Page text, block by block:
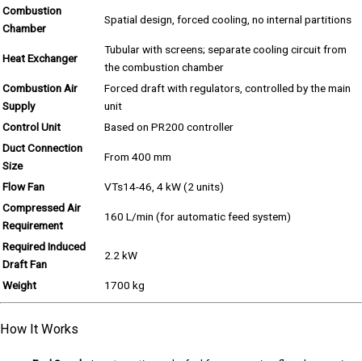
Combustion
Chamber
Spatial design, forced cooling, no internal partitions
Heat Exchanger
Tubular with screens; separate cooling circuit from
the combustion chamber
Combustion Air
Supply
Forced draft with regulators, controlled by the main
unit
Control Unit
Based on PR200 controller
Duct Connection
Size
From 400 mm
Flow Fan
VTs14-46, 4 kW (2 units)
Compressed Air
Requirement
160 L/min (for automatic feed system)
Required Induced
Draft Fan
2.2 kW
Weight 1700 kg
How It Works